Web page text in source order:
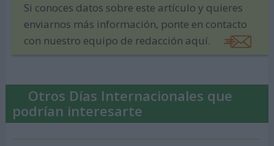
Si conoces datos sobre este artículo y quieres
enviarnos más información, ponte en contacto
con nuestro equipo de redacción aquí.
Otros Días Internacionales que
podrían interesarte